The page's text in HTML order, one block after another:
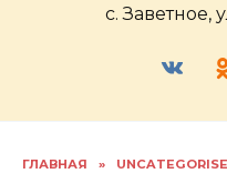
с. Заветное,
ГЛАВНАЯ »